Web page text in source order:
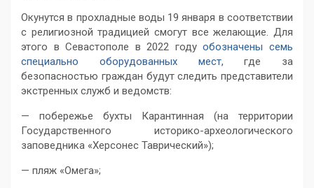
Окунутся в прохладные воды 19 января в соответствии
с религиозной традицией смогут все желающие. Для
этого в Севастополе в 2022 годуобозначены семь
специально оборудованных мест, где за
безопасностью граждан будут следить представители
экстренных служб и ведомств:
— побережье бухты Карантинная (на территории
Государственного историко-археологического
заповедника «Херсонес Таврический»);
— пляж «Омега»;